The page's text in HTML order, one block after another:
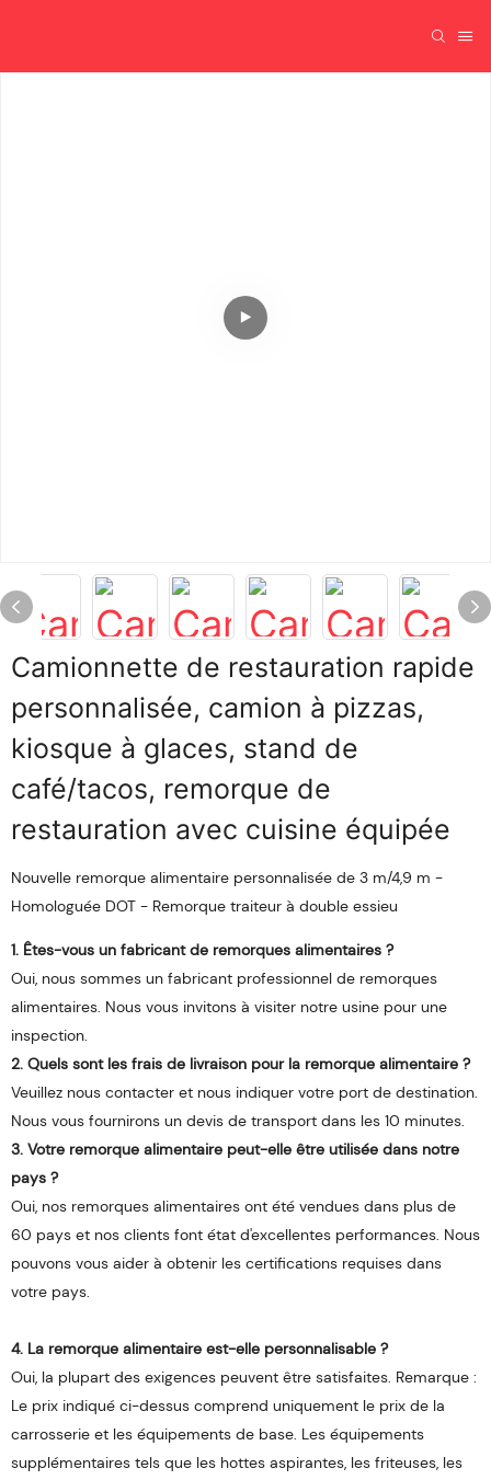
Camionnette de restauration rapide
personnalisée, camion à pizzas,
kiosque à glaces, stand de
café/tacos, remorque de
restauration avec cuisine équipée
Nouvelle remorque alimentaire personnalisée de 3 m/4,9 m -
Homologuée DOT - Remorque traiteur à double essieu
1. Êtes-vous un fabricant de remorques alimentaires ?
Oui, nous sommes un fabricant professionnel de remorques
alimentaires. Nous vous invitons à visiter notre usine pour une
inspection.
2. Quels sont les frais de livraison pour la remorque alimentaire ?
Veuillez nous contacter et nous indiquer votre port de destination.
Nous vous fournirons un devis de transport dans les 10 minutes.
3. Votre remorque alimentaire peut-elle être utilisée dans notre
pays ?
Oui, nos remorques alimentaires ont été vendues dans plus de
60 pays et nos clients font état d'excellentes performances. Nous
pouvons vous aider à obtenir les certifications requises dans
votre pays.
4. La remorque alimentaire est-elle personnalisable ?
Oui, la plupart des exigences peuvent être satisfaites. Remarque :
Le prix indiqué ci-dessus comprend uniquement le prix de la
carrosserie et les équipements de base. Les équipements
supplémentaires tels que les hottes aspirantes, les friteuses, les